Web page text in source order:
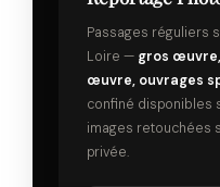
Passages réguliers
Loire — gros
œuvre, ouvrages
confiné disponibles
images retouchées
privée.